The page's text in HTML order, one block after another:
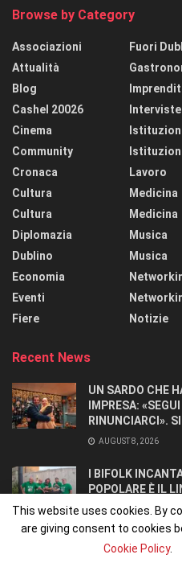
Browse by Category
Associazioni
Attualità
Blog
Cashel 20026
Cinema
Community
Cronaca
Cultura
Cultura
Diplomazia
Dublino
Economia
Eventi
Fiere
Fuori
Interviste
Lavoro
Medicina
Medicina
Musica
Musica
Notizie
Recent News
UN SARDO CHE
IMPRESA:
RINUNCIARCI».
AUGUST 8, 2026
I BIFOLK
POPOLARE È IL
POPOLI»
JULY 31, 2026
This website uses cookies. By
are giving consent to cookies
Cookie Policy.